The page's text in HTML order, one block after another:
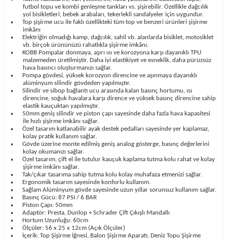
futbol topu ve kombi genleşme tankları vs. şişirebilir. Özellikle dağcılık
yol bisikletleri, bebek arabaları, tekerlekli sandalyeler için uygundur.
•
Top şişirme ucu ile faklı özellikteki tüm top ve benzeri ürünleri şişirme
imkânı
•
Elektriğin olmadığı kamp, dağcılık, sahil vb. alanlarda bisiklet, motosiklet
vb. birçok ürününüzü rahatlıkla şişirme imkânı.
•
KOBB Pompalar donmaya, aşırı ısı ve korozyona karşı dayanıklı TPU
malzemeden üretilmiştir. Daha iyi elastikiyet ve esneklik, daha pürüzsüz
hava basıncı oluşturmanızı sağlar.
•
Pompa gövdesi, yüksek korozyon direncine ve aşınmaya dayanıklı
alüminyum silindir gövdeden yapılmıştır.
•
Silindir ve sibop bağlantı ucu arasında kalan basınç hortumu, ısı
direncine, soğuk havalara karşı dirence ve yüksek basınç direncine sahip
elastik kauçuktan yapılmıştır.
•
50mm geniş silindir ve piston çapı sayesinde daha fazla hava kapasitesi
ile hızlı şişirme imkânı sağlar.
•
Özel tasarım katlanabilir ayak destek pedalları sayesinde yer kaplamaz,
kolay pratik kullanım sağlar.
•
Gövde üzerine monte edilmiş geniş analog gösterge, basınç değerlerini
kolay okumanızı sağlar.
•
Özel tasarım, çift el ile tutulur kauçuk kaplama tutma kolu rahat ve kolay
şişirme imkânı sağlar.
• Tak/çıkar tasarıma sahip tutma kolu kolay muhafaza etmenizi sağlar.
• Ergonomik tasarım sayesinde konforlu kullanım.
• Sağlam Alüminyum gövde sayesinde uzun yıllar sorunsuz kullanım sağlar.
• Basınç Gücü: 87 PSI / 6 BAR
• Piston Çapı: 50mm
• Adaptör: Presta, Dunlop + Schrader Çift Çıkışlı Mandallı
• Hortum Uzunluğu: 60cm
• Ölçüler: 56 x 25 x 12cm (Açık Ölçüler)
•
İçerik: Top Şişirme İğnesi, Balon Şişirme Aparatı, Deniz Topu Şişirme